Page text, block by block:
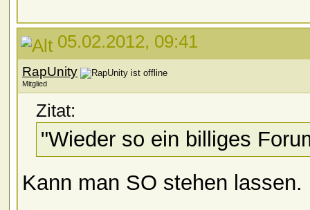
05.02.2012, 09:41
RapUnity
Mitglied
Zitat:
"Wieder so ein billiges
Kann man SO stehen